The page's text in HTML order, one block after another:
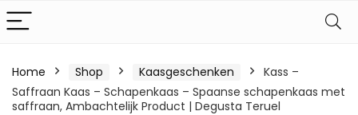
Home Shop Kaasgeschenken
Kass –
Saffraan Kaas – Schapenkaas – Spaanse schapenkaas met
saffraan, Ambachtelijk Product | Degusta Teruel